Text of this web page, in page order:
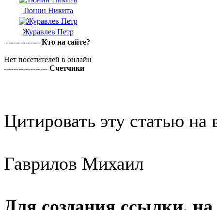
Тюнин Никита
Журавлев Петр
-------------- Кто на сайте?
Нет посетителей в онлайн
------------------ Счетчики
Цитировать эту статью на
Гаврилов Михаил